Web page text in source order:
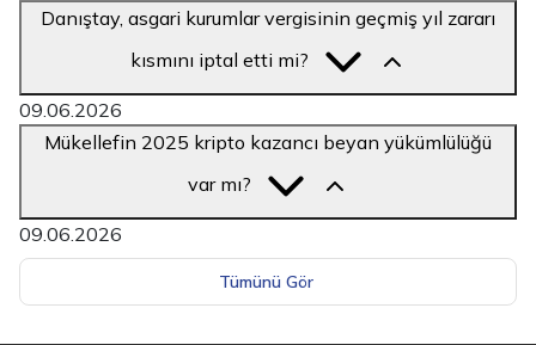
Danıştay, asgari kurumlar vergisinin geçmiş yıl zararı
kısmını iptal etti mi?
09.06.2026
Mükellefin 2025 kripto kazancı beyan yükümlülüğü
var mı?
09.06.2026
Tümünü Gör